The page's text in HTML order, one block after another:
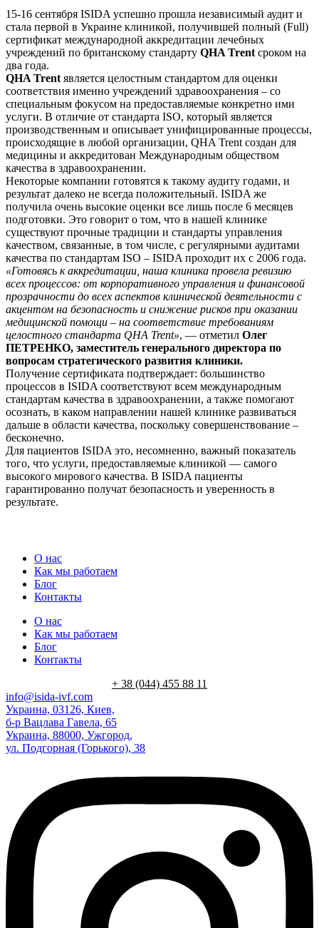
15-16 сентября ISIDA успешно прошла независимый аудит и
стала первой в Украине клиникой, получившей полный (Full)
сертификат международной аккредитации лечебных
учреждений по британскому стандарту QHA Trent сроком на
два года.
QHA Trent является целостным стандартом для оценки
соответствия именно учреждений здравоохранения – со
специальным фокусом на предоставляемые конкретно ими
услуги. В отличие от стандарта ISO, который является
производственным и описывает унифицированные процессы,
происходящие в любой организации, QHA Trent создан для
медицины и аккредитован Международным обществом
качества в здравоохранении.
Некоторые компании готовятся к такому аудиту годами, и
результат далеко не всегда положительный. ISIDA же
получила очень высокие оценки все лишь после 6 месяцев
подготовки. Это говорит о том, что в нашей клинике
существуют прочные традиции и стандарты управления
качеством, связанные, в том числе, с регулярными аудитами
качества по стандартам ISO – ISIDA проходит их с 2006 года.
«Готовясь к аккредитации, наша клиника провела ревизию
всех процессов: от корпоративного управления и финансовой
прозрачности до всех аспектов клинической деятельности с
акцентом на безопасность и снижение рисков при оказании
медицинской помощи – на соответствие требованиям
целостного стандарта QHA Trent», — отметил Олег
ПЕТРЕНКО, заместитель генерального директора по
вопросам стратегического развития клиники.
Получение сертификата подтверждает: большинство
процессов в ISIDA соответствуют всем международным
стандартам качества в здравоохранении, а также помогают
осознать, в каком направлении нашей клинике развиваться
дальше в области качества, поскольку совершенствование –
бесконечно.
Для пациентов ISIDA это, несомненно, важный показатель
того, что услуги, предоставляемые клиникой — самого
высокого мирового качества. В ISIDA пациенты
гарантированно получат безопасность и уверенность в
результате.
О нас
Как мы работаем
Блог
Контакты
О нас
Как мы работаем
Блог
Контакты
+ 38 (044) 455 88 11
info@isida-ivf.com
Украина, 03126, Киев,
б-р Вацлава Гавела, 65
Украина, 88000, Ужгород,
ул. Подгорная (Горького), 38